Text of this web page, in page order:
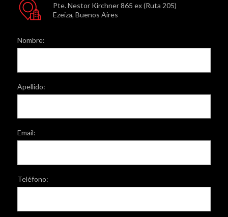
Pte. Nestor Kirchner 865 ex (Ruta 205)
Ezeiza, Buenos Aires
Nombre:
Apellido:
Email:
Teléfono: